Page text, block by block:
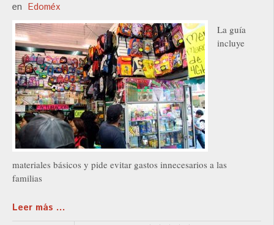
en Edoméx
La guía
incluye
materiales básicos y pide evitar gastos innecesarios a las
familias
Leer más ...